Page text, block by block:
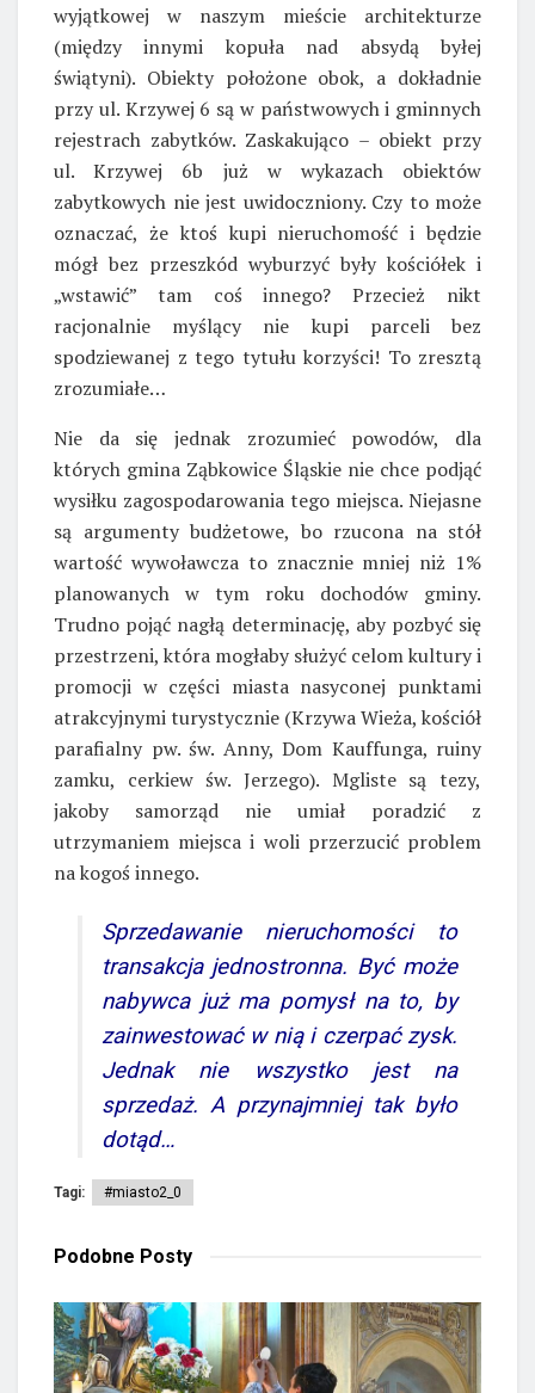
wyjątkowej w naszym mieście architekturze
(między innymi kopuła nad absydą byłej
świątyni). Obiekty położone obok, a dokładnie
przy ul. Krzywej 6 są w państwowych i gminnych
rejestrach zabytków. Zaskakująco – obiekt przy
ul. Krzywej 6b już w wykazach obiektów
zabytkowych nie jest uwidoczniony. Czy to może
oznaczać, że ktoś kupi nieruchomość i będzie
mógł bez przeszkód wyburzyć były kościółek i
„wstawić” tam coś innego? Przecież nikt
racjonalnie myślący nie kupi parceli bez
spodziewanej z tego tytułu korzyści! To zresztą
zrozumiałe…
Nie da się jednak zrozumieć powodów, dla
których gmina Ząbkowice Śląskie nie chce podjąć
wysiłku zagospodarowania tego miejsca. Niejasne
są argumenty budżetowe, bo rzucona na stół
wartość wywoławcza to znacznie mniej niż 1%
planowanych w tym roku dochodów gminy.
Trudno pojąć nagłą determinację, aby pozbyć się
przestrzeni, która mogłaby służyć celom kultury i
promocji w części miasta nasyconej punktami
atrakcyjnymi turystycznie (Krzywa Wieża, kościół
parafialny pw. św. Anny, Dom Kauffunga, ruiny
zamku, cerkiew św. Jerzego). Mgliste są tezy,
jakoby samorząd nie umiał poradzić z
utrzymaniem miejsca i woli przerzucić problem
na kogoś innego.
Sprzedawanie nieruchomości to
transakcja jednostronna. Być może
nabywca już ma pomysł na to, by
zainwestować w nią i czerpać zysk.
Jednak nie wszystko jest na
sprzedaż. A przynajmniej tak było
dotąd…
Tagi: #miasto2_0
Podobne Posty